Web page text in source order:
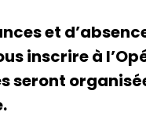
et
inscrire à
seront